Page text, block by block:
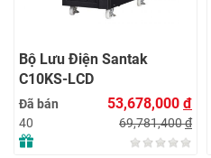
Bộ Lưu Điện Santak
C10KS‑LCD
Đã bán
40
53,678,000 đ
69,781,400đ